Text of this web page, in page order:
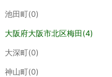
池田町(0)
大阪府大阪市北区梅田(4)
大深町(0)
神山町(0)